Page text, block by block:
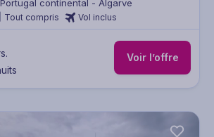
continental - Algarve
Tout compris Vol inclus
Voir l’offre